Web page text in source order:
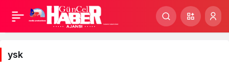
ysk
ysk